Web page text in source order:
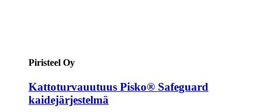
Piristeel Oy
Kattoturvauutuus Pisko® Safeguard
kaidejärjestelmä